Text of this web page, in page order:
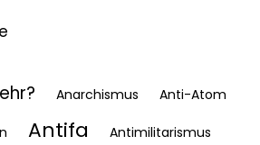
Anarchismus Anti-Atom
Antifa
Antimilitarismus